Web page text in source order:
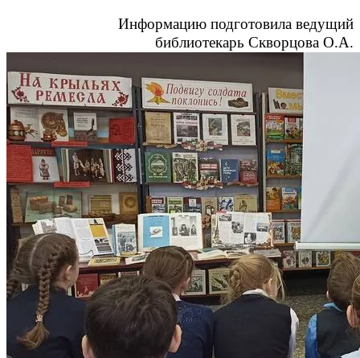
Информацию подготовила ведущий
библиотекарь Скворцова О.А.